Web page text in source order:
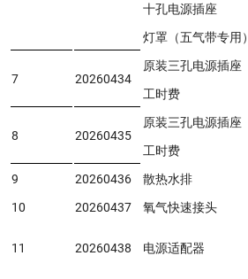
十孔电源插座
灯罩（五气带专用）
7 20260434
原装三孔电源插座
工时费
8 20260435
原装三孔电源插座
工时费
9
20260436 散热水排
10
20260437 氧气快速接头
11 20260438 电源适配器